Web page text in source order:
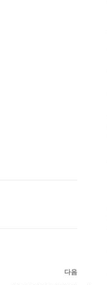
다
다음